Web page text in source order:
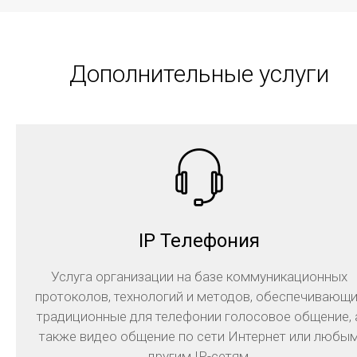
Дополнительные услуги
IP Телефония
Услуга организации на базе коммуникационных
протоколов, технологий и методов,
традиционные для телефонии голосовое общение,
также видео общение по сети Интернет или
либо новой волоконно-оптической линии.
Внедрение и сопровождение ИТ
Услуга по внедрению информационных систем для
автоматизации бизнес-процессов клиента,